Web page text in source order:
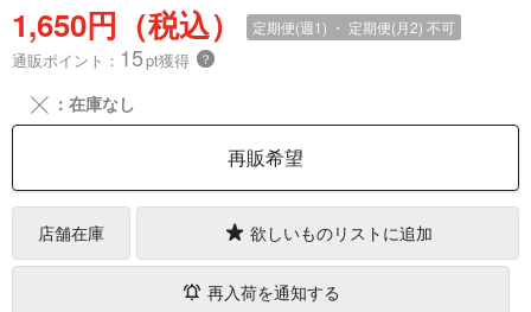
1,650円（税込） 定期便(週1) ・ 定期便(月2) 不可
通販ポイント： 15pt獲得 ？
╳ ：在庫なし
再販希望
店舗在庫 欲しいものリストに追加
再入荷を通知する